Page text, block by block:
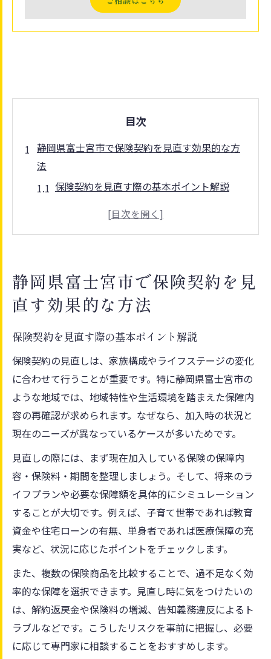
目次
静岡県富士宮市で保険契約を見直す効果的な方
法
保険契約を見直す際の基本ポイント解説
保険クリニックを活用した見直し相談のコ
オンライン保険相談の活用法と注意点
保険を選ぶなら比較が重要な理由を徹底解説
保険比較で得られる納得の選択ポイント
口コミやレビューを活かした保険比較法
保険の種類ごとの比較ポイントを整理
静岡周辺の保険クリニック比較のすすめ
安心できる保険契約先を探す際のチェックポイ
保険契約先選びで注目すべきサービス内容
富士宮市の保険代理店で確認すべき点
相談しやすい窓口の見極め方を解説
土日祝も相談可能な保険窓口の特徴
アクセス便利な保険相談場所の選び方
複数サービスを比べてわかる最適な保険の選び
方
複数保険窓口を比較するメリットを紹介
保険の違いを整理して最適プランを見つけ
る
静岡県富士宮市で保険契約を見
直す効果的な方法
保険契約を見直す際の基本ポイント解説
保険契約の見直しは、家族構成やライフステージの変化
に合わせて行うことが重要です。特に静岡県富士宮市の
ような地域では、地域特性や生活環境を踏まえた保障内
容の再確認が求められます。なぜなら、加入時の状況と
現在のニーズが異なっているケースが多いためです。
見直しの際には、まず現在加入している保険の保障内
容・保険料・期間を整理しましょう。そして、将来のラ
イフプランや必要な保障額を具体的にシミュレーション
することが大切です。例えば、子育て世帯であれば教育
資金や住宅ローンの有無、単身者であれば医療保障の充
実など、状況に応じたポイントをチェックします。
また、複数の保険商品を比較することで、過不足なく効
率的な保障を選択できます。見直し時に気をつけたいの
は、解約返戻金や保険料の増減、告知義務違反によるト
ラブルなどです。こうしたリスクを事前に把握し、必要
に応じて専門家に相談することをおすすめします。